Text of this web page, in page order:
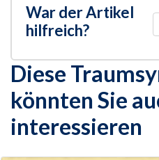
War der Artikel
hilfreich?
Diese
könnten Sie
interessieren